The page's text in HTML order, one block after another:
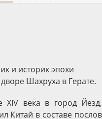
и историк эпохи
Шахруха в Герате.
XIV века в город Йезд,
Китай в составе послов